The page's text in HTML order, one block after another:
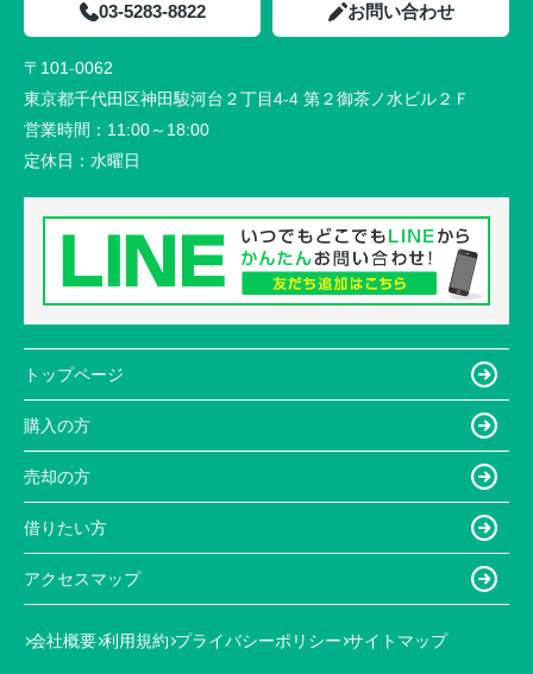
03-5283-8822 お問い合わせ
〒101-0062
東京都千代田区神田駿河台２丁目4-4 第２御茶ノ水ビル２Ｆ
営業時間： 11:00～18:00
定休日： 水曜日
トップページ
購入の方
売却の方
借りたい方
アクセスマップ
会社概要 利用規約 プライバシーポリシー サイトマップ